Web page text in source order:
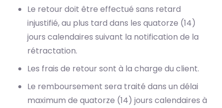
Le retour doit être effectué sans retard
injustifié, au plus tard dans les quatorze (14)
jours calendaires suivant la notification de la
rétractation.
Les frais de retour sont à la charge du client.
Le remboursement sera traité dans un délai
maximum de quatorze (14) jours calendaires à